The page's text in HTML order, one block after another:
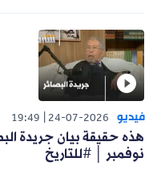
فيديو 24-07-2026
19:49
هذه حقيقة بيان جريدة
نوفمبر │ #للتاريخ